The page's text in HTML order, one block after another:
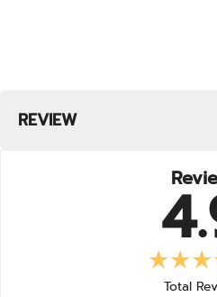
เข้มข้น เพียงแค่ตักไปคลุกก็ก็ลบ
พลังงานแค่ 90 Kcal. ต่อช้
ใช้เวย์โปรตีนที่นำเข้าจาก
มีผล LAB GUARANTEE
22/02/2025 DANNY THAI KITCHEN
REVIEW
Total